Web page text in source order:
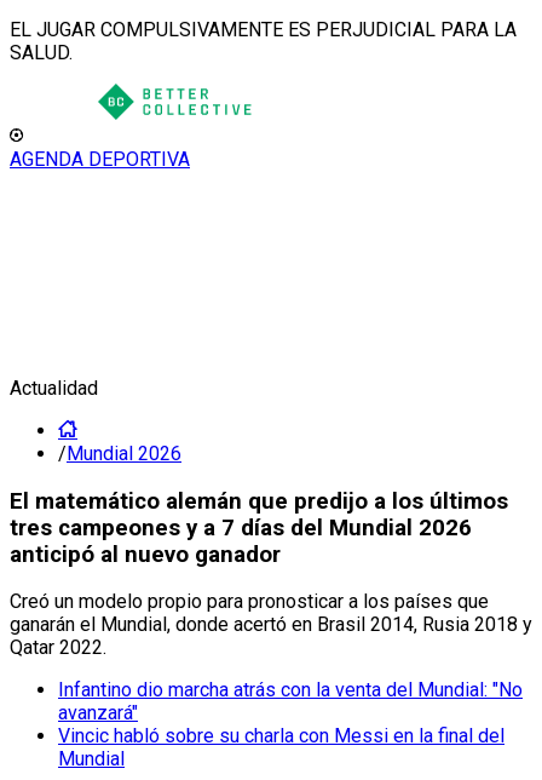
EL JUGAR COMPULSIVAMENTE ES PERJUDICIAL PARA LA
SALUD.
AGENDA DEPORTIVA
Actualidad
/Mundial 2026
El matemático alemán que predijo a los últimos
tres campeones y a 7 días del Mundial 2026
anticipó al nuevo ganador
Creó un modelo propio para pronosticar a los países que
ganarán el Mundial, donde acertó en Brasil 2014, Rusia 2018 y
Qatar 2022.
Infantino dio marcha atrás con la venta del Mundial: "No
avanzará"
Vincic habló sobre su charla con Messi en la final del
Mundial